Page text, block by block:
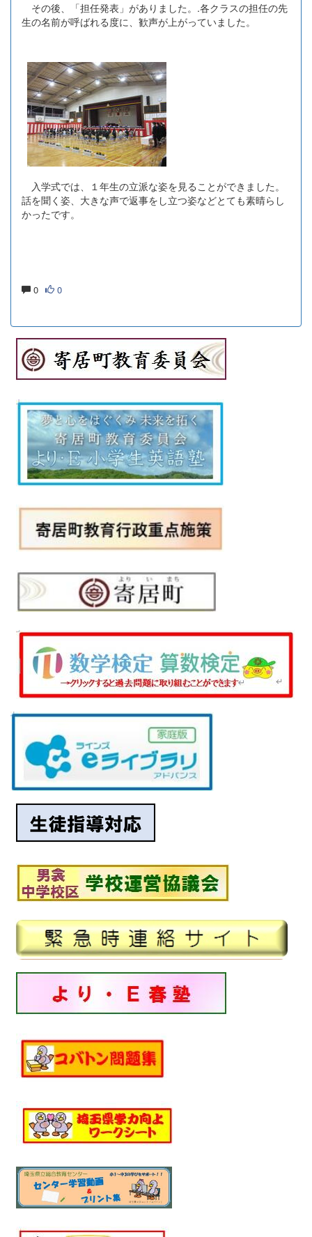
その後、「担任発表」がありました。.各クラスの担任の先
生の名前が呼ばれる度に、歓声が上がっていました。
入学式では、１年生の立派な姿を見ることができました。
話を聞く姿、大きな声で返事をし立つ姿などとても素晴らし
かったです。
0 0